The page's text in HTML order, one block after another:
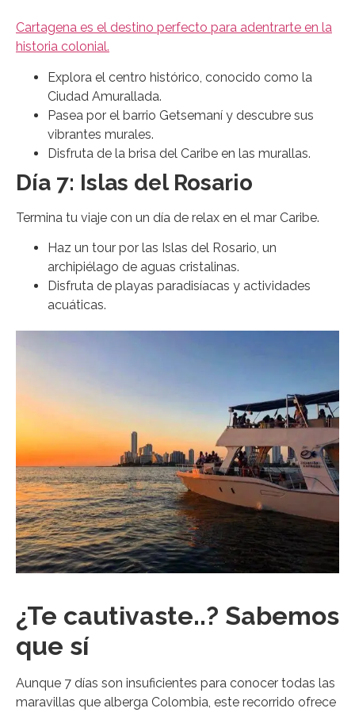
Cartagena es el destino perfecto para adentrarte en la
historia colonial.
Explora el centro histórico, conocido como la
Ciudad Amurallada.
Pasea por el barrio Getsemaní y descubre sus
vibrantes murales.
Disfruta de la brisa del Caribe en las murallas.
Día 7: Islas del Rosario
Termina tu viaje con un día de relax en el mar Caribe.
Haz un tour por las Islas del Rosario, un
archipiélago de aguas cristalinas.
Disfruta de playas paradisíacas y actividades
acuáticas.
¿Te cautivaste..? Sabemos
que sí
Aunque 7 días son insuficientes para conocer todas las
maravillas que alberga Colombia, este recorrido ofrece